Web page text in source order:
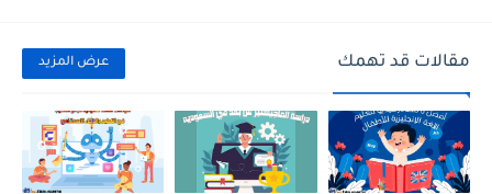
مقالات قد تهمك عرض المزيد